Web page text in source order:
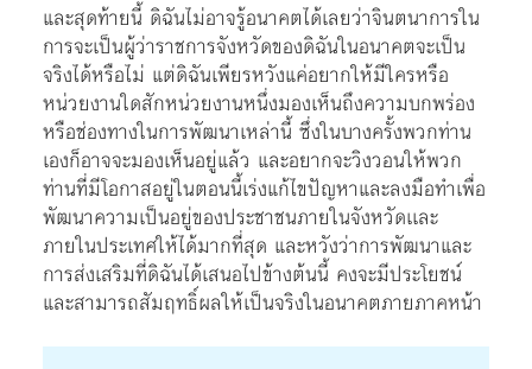
และสุดท้ายนี้ ดิฉันไม่อาจรู้อนาคตได้เลยว่าจินตนาการใน
การจะเป็นผู้ว่าราชการจังหวัดของดิฉันในอนาคตจะเป็น
จริงได้หรือไม่ แต่ดิฉันเพียรหวังแค่อยากให้มีใครหรือ
หน่วยงานใดสักหน่วยงานหนึ่งมองเห็นถึงความบกพร่อง
หรือช่องทางในการพัฒนาเหล่านี้ ซึ่งในบางครั้งพวกท่าน
เองก็อาจจะมองเห็นอยู่แล้ว และอยากจะวิงวอนให้พวก
ท่านที่มีโอกาสอยู่ในตอนนี้เร่งแก้ไขปัญหาและลงมือทำเพื่อ
พัฒนาความเป็นอยู่ของประชาชนภายในจังหวัดเเละ
ภายในประเทศให้ได้มากที่สุด และหวังว่าการพัฒนาและ
การส่งเสริมที่ดิฉันได้เสนอไปข้างต้นนี้ คงจะมีประโยชน์
และสามารถสัมฤทธิ์ผลให้เป็นจริงในอนาคตภายภาคหน้า